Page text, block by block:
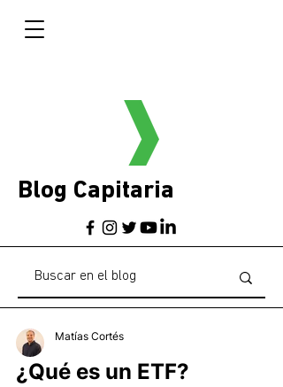
Blog Capitaria
¿Qué es un ETF?
Matías Cortés